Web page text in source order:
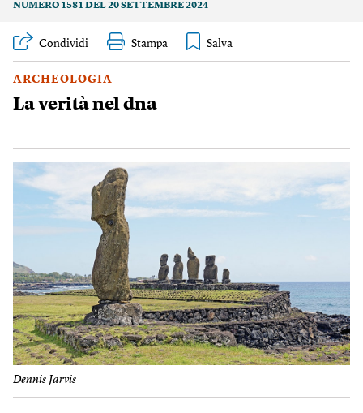
NUMERO 1581 DEL 20 SETTEMBRE 2024
Condividi Stampa
ARCHEOLOGIA
La verità nel dna
Dennis Jarvis